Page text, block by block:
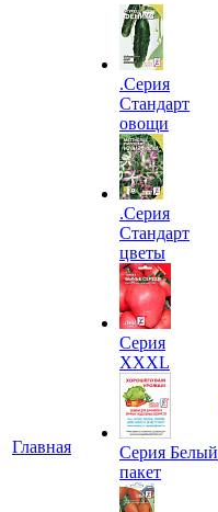
Главная
.Серия
Стандарт
овощи
.Серия
Стандарт
цветы
Серия
XXXL
Серия Белый
пакет